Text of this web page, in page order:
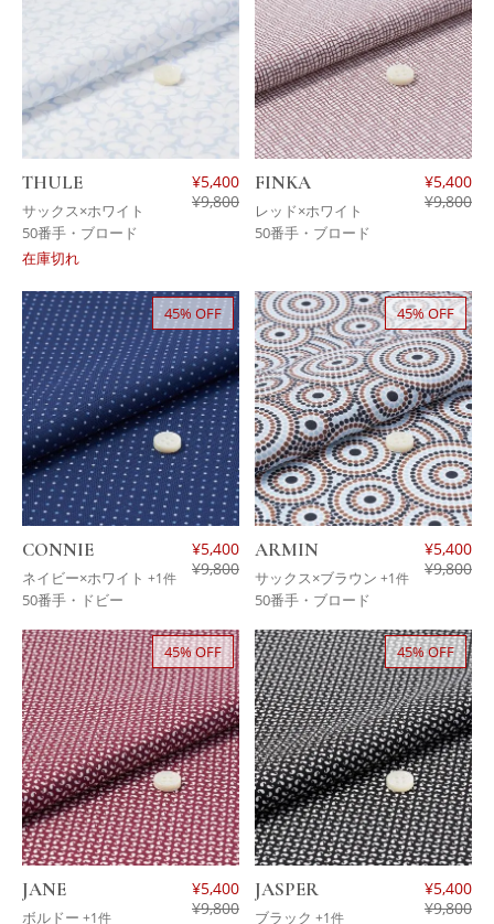
THULE
サックス×ホワイト
¥5,400
¥9,800
50番手・ブロード
在庫切れ
FINKA
レッド×ホワイト
¥5,400
¥9,800
50番手・ブロード
45% OFF
CONNIE
ネイビー×ホワイト +1件
¥5,400
¥9,800
50番手・ドビー
45% OFF
ARMIN
サックス×ブラウン +1件
¥5,400
¥9,800
50番手・ブロード
45% OFF
JANE
ボルドー +1件
¥5,400
¥9,800
45% OFF
JASPER
ブラック +1件
¥5,400
¥9,800